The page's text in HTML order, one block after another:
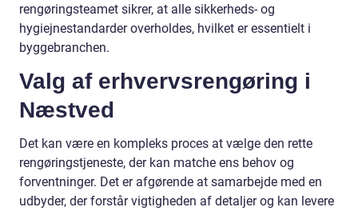
rengøringsteamet sikrer, at alle sikkerheds- og
hygiejnestandarder overholdes, hvilket er essentielt i
byggebranchen.
Valg af erhvervsrengøring i
Næstved
Det kan være en kompleks proces at vælge den rette
rengøringstjeneste, der kan matche ens behov og
forventninger. Det er afgørende at samarbejde med en
udbyder, der forstår vigtigheden af detaljer og kan levere